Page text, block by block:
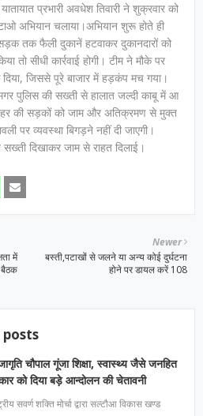
प्रभारी अवधेश तिवारी ने शुक्रवार को
अभियान चलाया।अभियान शुरू होते ही
तक फैली दुकानें हटवाकर दुकानदारों को
तो सीधी कार्रवाई होगी। टीम ने मौके पर
दिया, जिससे पूरे बाजार में हड़कंप मच गया।
पुलिस की सख्ती से हालात जल्दी काबू में आ
की सड़कों को जाम और अतिक्रमण से मुक्त
पर व्यवस्था बिगड़ने नहीं दी जाएगी।
दिखाकर जाम से राहत दिलाई।
Newer
बस्ती,पटाखों से जलने या अन्‍य कोई दुर्घटना
होने पर डायल करें 108
में
बैठक
चौपाल गूंजा शिक्षा, स्वास्थ्य जैसे जनहित
को दिया बड़े आन्दोलन की चेतावनी
सवर्ण शक्ति मोर्चा द्वारा सल्टौआ विकास खण्ड